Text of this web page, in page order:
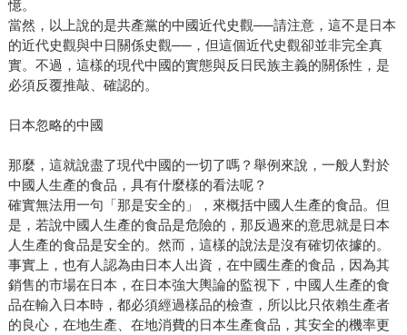
憶。
當然，以上說的是共產黨的中國近代史觀──請注意，這不是日本
的近代史觀與中日關係史觀──，但這個近代史觀卻並非完全真
實。不過，這樣的現代中國的實態與反日民族主義的關係性，是
必須反覆推敲、確認的。
日本忽略的中國
那麼，這就說盡了現代中國的一切了嗎？舉例來說，一般人對於
中國人生產的食品，具有什麼樣的看法呢？
確實無法用一句「那是安全的」，來概括中國人生產的食品。但
是，若說中國人生產的食品是危險的，那反過來的意思就是日本
人生產的食品是安全的。然而，這樣的說法是沒有確切依據的。
事實上，也有人認為由日本人出資，在中國生產的食品，因為其
銷售的市場在日本，在日本強大輿論的監視下，中國人生產的食
品在輸入日本時，都必須經過樣品的檢查，所以比只依賴生產者
的良心，在地生產、在地消費的日本生產食品，其安全的機率更